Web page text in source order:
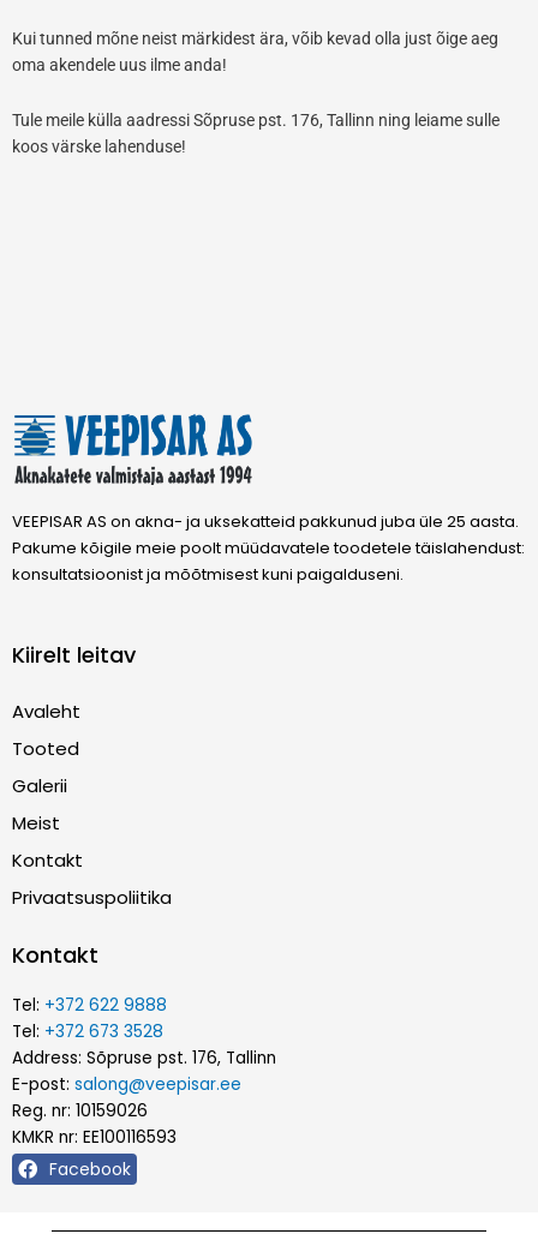
Kui tunned mõne neist märkidest ära, võib kevad olla just õige aeg
oma akendele uus ilme anda!
Tule meile külla aadressi Sõpruse pst. 176, Tallinn ning leiame sulle
koos värske lahenduse!
VEEPISAR AS on akna- ja uksekatteid pakkunud juba üle 25 aasta.
Pakume kõigile meie poolt müüdavatele toodetele täislahendust:
konsultatsioonist ja mõõtmisest kuni paigalduseni.
Kiirelt leitav
Avaleht
Tooted
Galerii
Meist
Kontakt
Privaatsuspoliitika
Kontakt
Tel: +372 622 9888
Tel: +372 673 3528
Address: Sõpruse pst. 176, Tallinn
E-post: salong@veepisar.ee
Reg. nr: 10159026
KMKR nr: EE100116593
Facebook